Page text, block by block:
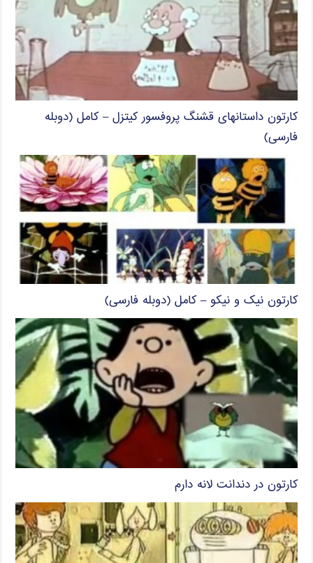
کارتون داستانهای قشنگ پروفسور کیتزل – کامل (دوبله
فارسی)
کارتون نیک و نیکو – کامل (دوبله فارسی)
کارتون در دندانت لانه دارم